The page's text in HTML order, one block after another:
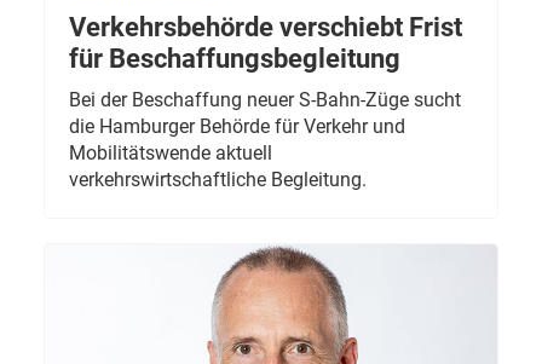
Verkehrsbehörde verschiebt Frist
für Beschaffungsbegleitung
Bei der Beschaffung neuer S-Bahn-Züge sucht
die Hamburger Behörde für Verkehr und
Mobilitätswende aktuell
verkehrswirtschaftliche Begleitung.